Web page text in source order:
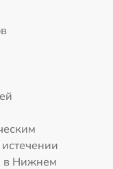
в Нижнем